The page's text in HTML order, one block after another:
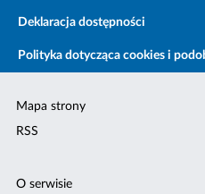
Deklaracja dostępności
Polityka dotycząca cookies i
Mapa strony
RSS
O serwisie